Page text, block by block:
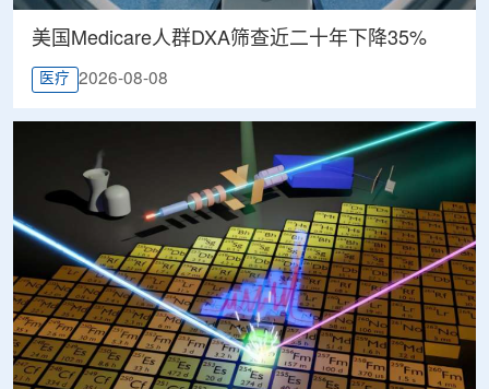
美国Medicare人群DXA筛查近二十年下降35%
医疗 2026-08-08